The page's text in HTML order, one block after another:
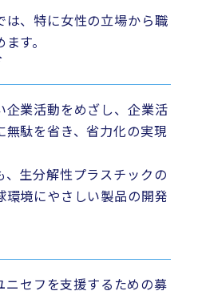
は、特に女性の立場から職
す。
企業活動をめざし、企業活
無駄を省き、省力化の実現
、生分解性プラスチックの
環境にやさしい製品の開発
セフを支援するための募